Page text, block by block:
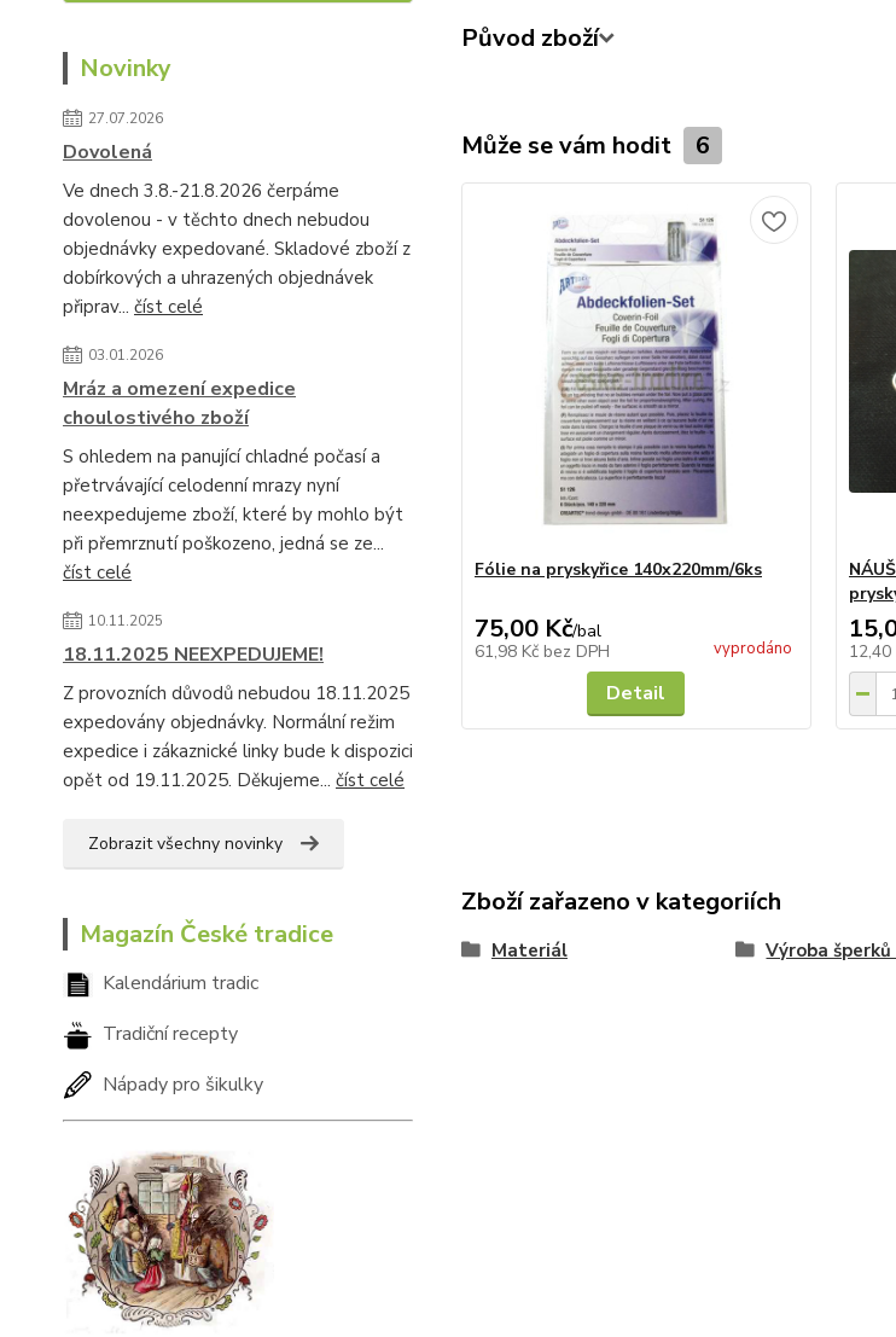
Novinky
27.07.2026
Dovolená
Ve dnech 3.8.-21.8.2026 čerpáme
dovolenou - v těchto dnech nebudou
objednávky expedované. Skladové zboží z
dobírkových a uhrazených objednávek
připrav... číst celé
03.01.2026
Mráz a omezení expedice
choulostivého zboží
S ohledem na panující chladné počasí a
přetrvávající celodenní mrazy nyní
neexpedujeme zboží, které by mohlo být
při přemrznutí poškozeno, jedná se ze...
číst celé
10.11.2025
18.11.2025 NEEXPEDUJEME!
Z provozních důvodů nebudou 18.11.2025
expedovány objednávky. Normální režim
expedice i zákaznické linky bude k dispozici
opět od 19.11.2025. Děkujeme... číst celé
Zobrazit všechny novinky
Magazín České tradice
Kalendárium tradic
Tradiční recepty
Nápady pro šikulky
Původ zboží
Může se vám hodit 6
Fólie na pryskyřice 140x220mm/6ks
75,00 Kč/bal
61,98 Kč bez DPH vyprodáno
Detail
12,40
Zboží zařazeno v kategoriích
Materiál Výroba